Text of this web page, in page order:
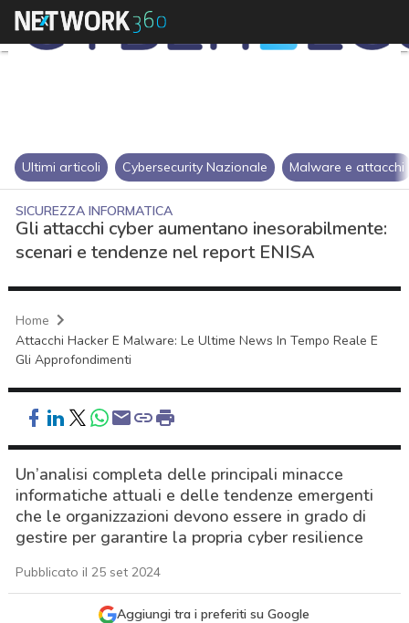
Ultimi articoli Cybersecurity Nazionale Malware e attacchi
SICUREZZA INFORMATICA
Gli attacchi cyber aumentano inesorabilmente:
scenari e tendenze nel report ENISA
Home
Attacchi Hacker E Malware: Le Ultime News In Tempo Reale E
Gli Approfondimenti
Un’analisi completa delle principali minacce
informatiche attuali e delle tendenze emergenti
che le organizzazioni devono essere in grado di
gestire per garantire la propria cyber resilience
Pubblicato il 25 set 2024
Aggiungi tra i preferiti su Google